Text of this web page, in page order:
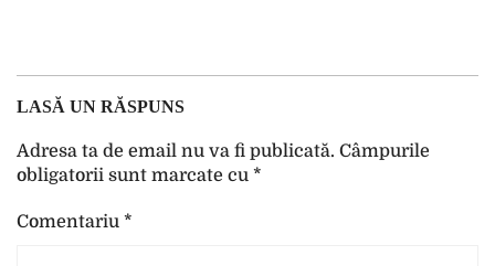
LASĂ UN RĂSPUNS
Adresa ta de email nu va fi publicată. Câmpurile
obligatorii sunt marcate cu *
Comentariu *